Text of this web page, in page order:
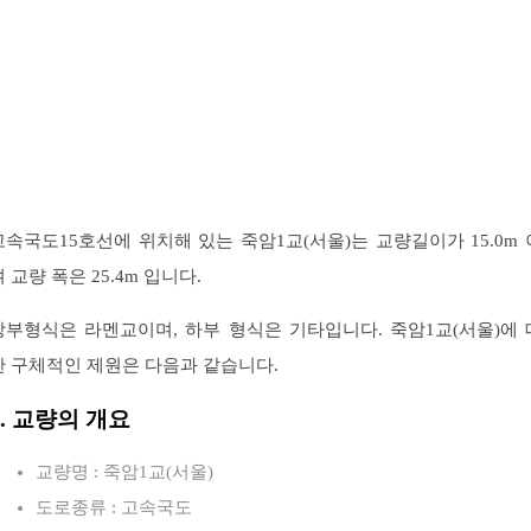
속국도15호선에 위치해 있는 죽암1교(서울)는 교량길이가 15.0m
교량 폭은 25.4m 입니다.
부형식은 라멘교이며, 하부 형식은 기타입니다. 죽암1교(서울)에
구체적인 제원은 다음과 같습니다.
교량의 개요
교량명 : 죽암1교(서울)
도로종류 : 고속국도